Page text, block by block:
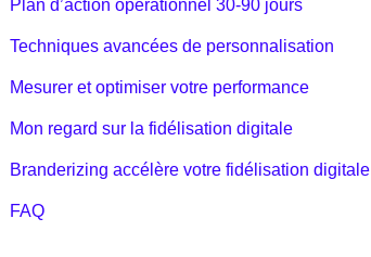
Plan d’action opérationnel 30-90 jours
Techniques avancées de personnalisation
Mesurer et optimiser votre performance
Mon regard sur la fidélisation digitale
Branderizing accélère votre fidélisation digitale
FAQ